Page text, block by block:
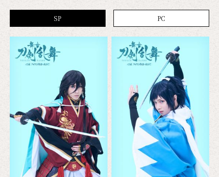
SP PC